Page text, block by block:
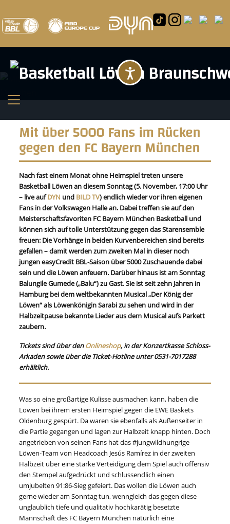
Mit über 5000 Fans im Rücken
gegen den FC Bayern München
Nach fast einem Monat ohne Heimspiel treten unsere
Basketball Löwen an diesem Sonntag (5. November, 17:00 Uhr
– live aufDYN und BILD TV) endlich wieder vor ihren eigenen
Fans in der Volkswagen Halle an. Dabei treffen sie auf den
Meisterschaftsfavoriten FC Bayern München Basketball und
können sich auf tolle Unterstützung gegen das Starensemble
freuen: Die Vorhänge in beiden Kurvenbereichen sind bereits
gefallen – damit werden zum zweiten Mal in dieser noch
jungen easyCredit BBL-Saison über 5000 Zuschauende dabei
sein und die Löwen anfeuern. Darüber hinaus ist am Sonntag
Balungile Gumede („Balu“) zu Gast. Sie ist seit zehn Jahren in
Hamburg bei dem weltbekannten Musical „Der König der
Löwen“ als Löwenkönigin Sarabi zu sehen und wird in der
Halbzeitpause bekannte Lieder aus dem Musical aufs Parkett
zaubern.
Tickets sind über denOnlineshop, in der Konzertkasse Schloss-
Arkaden sowie über die Ticket-Hotline unter 0531-7017288
erhältlich.
Was so eine großartige Kulisse ausmachen kann, haben die
Löwen bei ihrem ersten Heimspiel gegen die EWE Baskets
Oldenburg gespürt. Da waren sie ebenfalls als Außenseiter in
die Partie gegangen und lagen zur Halbzeit knapp hinten. Doch
angetrieben von seinen Fans hat das #jungwildhungrige
Löwen-Team von Headcoach Jesús Ramírez in der zweiten
Halbzeit über eine starke Verteidigung dem Spiel auch offensiv
den Stempel aufgedrückt und schlussendlich einen
umjubelten 91:86-Sieg gefeiert. Das wollen die Löwen auch
gerne wieder am Sonntag tun, wenngleich das gegen diese
unglaublich tiefe und qualitativ hochkarätig besetzte
Mannschaft des FC Bayern München natürlich eine